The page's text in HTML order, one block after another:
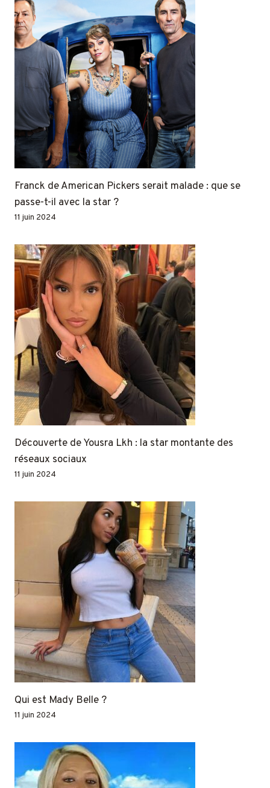
Franck de American Pickers serait malade : que se
passe-t-il avec la star ?
11 juin 2024
Découverte de Yousra Lkh : la star montante des
réseaux sociaux
11 juin 2024
Qui est Mady Belle ?
11 juin 2024